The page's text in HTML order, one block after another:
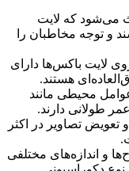
می‌شود که لایت
و توجه مخاطبان را
لایت باکس‌ها دارای
هستند.
محیطی مانند
طولانی دارند.
تصاویر در اکثر
و اندازه‌های مختلفی